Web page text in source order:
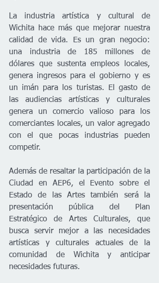
La industria artística y cultural de
Wichita hace más que mejorar nuestra
calidad de vida. Es un gran negocio:
una industria de 185 millones de
dólares que sustenta empleos locales,
genera ingresos para el gobierno y es
un imán para los turistas. El gasto de
las audiencias artísticas y culturales
genera un comercio valioso para los
comerciantes locales, un valor agregado
con el que pocas industrias pueden
competir.
Además de resaltar la participación de la
Ciudad en AEP6, el Evento sobre el
Estado de las Artes también será la
presentación pública del Plan
Estratégico de Artes Culturales, que
busca servir mejor a las necesidades
artísticas y culturales actuales de la
comunidad de Wichita y anticipar
necesidades futuras.